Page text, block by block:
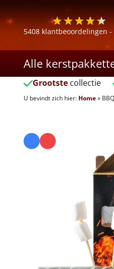
5408 klantbeoordelingen -
Alle
Grootste collectie
U bevindt zich hier: Home»